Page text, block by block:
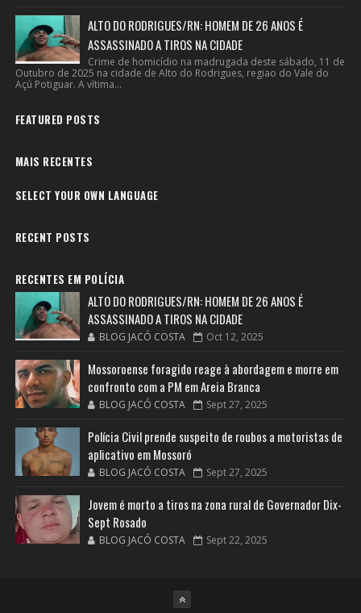
ALTO DO RODRIGUES/RN: HOMEM DE 26 ANOS É
ASSASSINADO A TIROS NA CIDADE
Crime de homicídio na madrugada deste sábado, 11 de
Outubro de 2025 na cidade de Alto do Rodrigues, regiao do Vale do
Açú Potiguar. A vítima...
FEATURED POSTS
MAIS RECENTES
SELECT YOUR OWN LANGUAGE
RECENT POSTS
RECENTES EM POLÍCIA
ALTO DO RODRIGUES/RN: HOMEM DE 26 ANOS É
ASSASSINADO A TIROS NA CIDADE
BLOG JACÓ COSTA Oct 12, 2025
Mossoroense foragido reage à abordagem e morre em
confronto com a PM em Areia Branca
BLOG JACÓ COSTA Sept 27, 2025
Polícia Civil prende suspeito de roubos a motoristas de
aplicativo em Mossoró
BLOG JACÓ COSTA Sept 27, 2025
Jovem é morto a tiros na zona rural de Governador Dix-
Sept Rosado
BLOG JACÓ COSTA Sept 22, 2025